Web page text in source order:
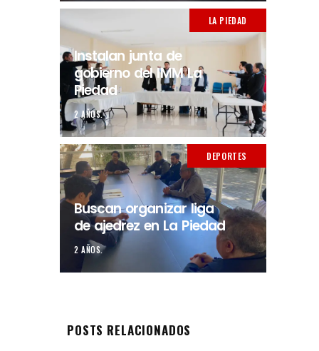
LA PIEDAD
Instalan junta de
gobierno del IMM La
Piedad
2 AÑOS.
DEPORTES
Buscan organizar liga
de ajedrez en La Piedad
2 AÑOS.
POSTS RELACIONADOS